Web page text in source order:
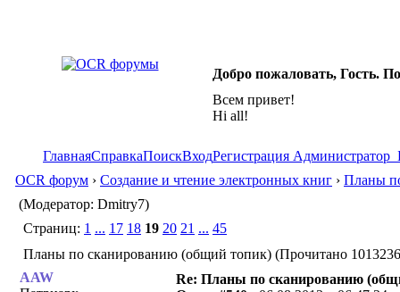
Добро пожаловать, Гость.
Всем привет!
Hi all!
ГлавнаяСправкаПоискВходРегистрация Администратор
OCR форум › Создание и чтение электронных книг › Планы
(Модератор: Dmitry7)
Страниц: 1 ... 17 18 19 20 21 ... 45
Планы по сканированию (общий топик) (Прочитано 1013236
AAW
Re: Планы по сканированию